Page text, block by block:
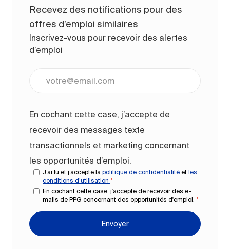
Recevez des notifications pour des
offres d’emploi similaires
Inscrivez-vous pour recevoir des alertes
d’emploi
En cochant cette case, j’accepte de
recevoir des messages texte
transactionnels et marketing concernant
les opportunités d’emploi.
J’ai lu et j’accepte la politique de confidentialité et les
conditions d’utilisation *
En cochant cette case, j'accepte de recevoir des e-
mails de PPG concernant des opportunités d'emploi. *
Envoyer